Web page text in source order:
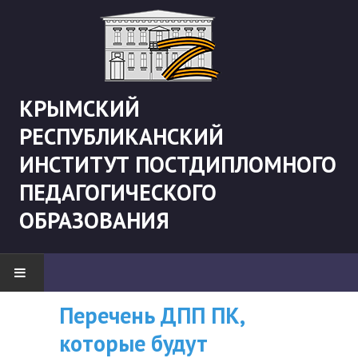
КРЫМСКИЙ
РЕСПУБЛИКАНСКИЙ
ИНСТИТУТ ПОСТДИПЛОМНОГО
ПЕДАГОГИЧЕСКОГО
ОБРАЗОВАНИЯ
НОВОСТИ
"Боевая" русистика
ВНИМАНИЮ
СЛУШАТЕЛЕЙ, У
Перечень ДПП ПК,
которые будут